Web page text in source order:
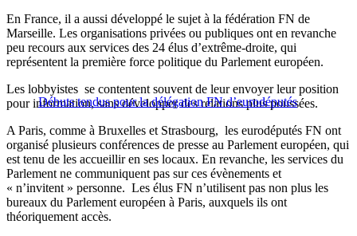
En France, il a aussi développé le sujet à la fédération FN de
Marseille. Les organisations privées ou publiques ont en revanche
peu recours aux services des 24 élus d’extrême-droite, qui
représentent la première force politique du Parlement européen.
Débuts tendus pour la délégation FN d’eurodéputés
Les lobbyistes se contentent souvent de leur envoyer leur position
pour information, sans développer des relations plus poussées.
A Paris, comme à Bruxelles et Strasbourg, les eurodéputés FN ont
organisé plusieurs conférences de presse au Parlement européen, qui
est tenu de les accueillir en ses locaux. En revanche, les services du
Parlement ne communiquent pas sur ces évènements et
« n’invitent » personne. Les élus FN n’utilisent pas non plus les
bureaux du Parlement européen à Paris, auxquels ils ont
théoriquement accès.